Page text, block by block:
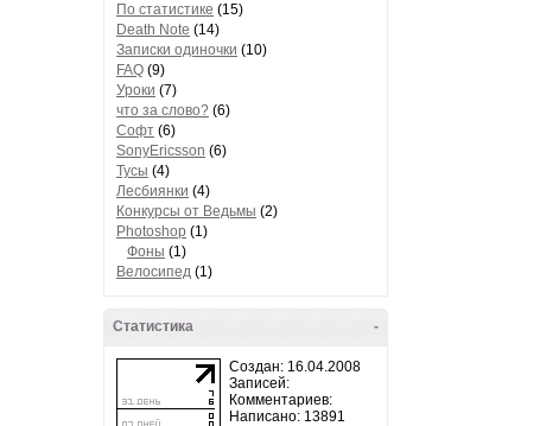
По статистике (15)
Death Note (14)
Записки одиночки (10)
FAQ (9)
Уроки (7)
что за слово? (6)
Софт (6)
SonyEricsson (6)
Тусы (4)
Лесбиянки (4)
Конкурсы от Ведьмы (2)
Photoshop (1)
Фоны (1)
Велосипед (1)
-
Статистика
Создан: 16.04.2008
Записей:
Комментариев:
Написано: 13891